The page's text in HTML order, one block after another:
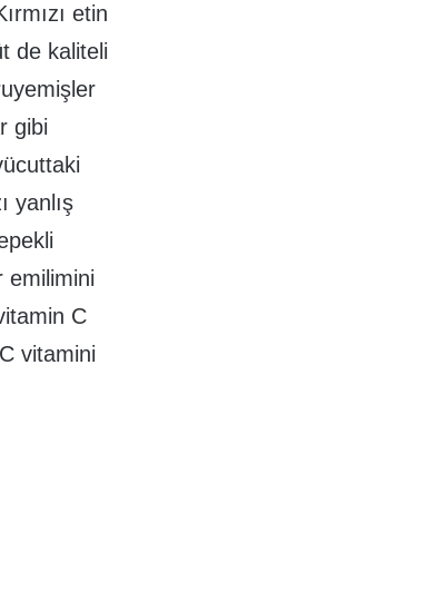
etin
de kaliteli
gibi
yanlış
emilimini
C
vitamini